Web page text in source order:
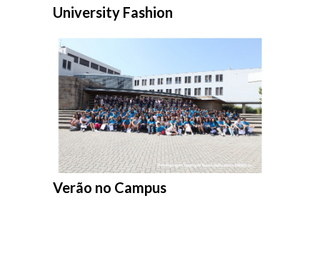
Entrar na pasta:
University Fashion
Entrar na pasta:
Verão no Campus